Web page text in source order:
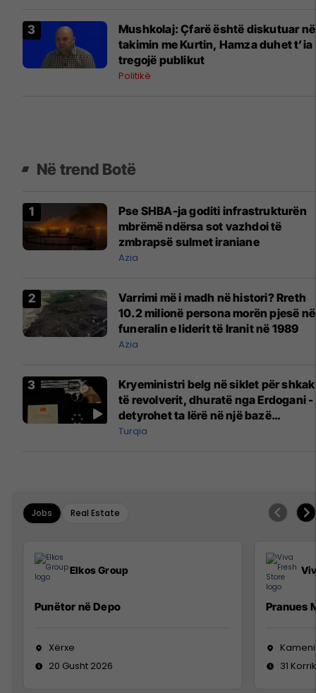
Mushkolaj: Çfarë është diskutuar në
takimin me Kurtin, Hamza duhet t’ia
tregojë publikut
Politikë
Në trend Botë
Pse SHBA-ja goditi infrastrukturën
mbrëmë ndërsa sot vazhdoi të
zmbrapsë sulmet iraniane
Azia
Varrimi më i madh në histori? Rreth
10.2 milionë persona morën pjesë në
funeralin e liderit të Iranit në 1989
Azia
Kryeministri belg në siklet për shkak
të revolverit, dhuratë nga Erdogani -
detyrohet ta lërë në një bazë
ushtarake
Turqia
Jobs Real Estate
Elkos Group
Punëtor në Depo
Xërxe
20 Gusht 2026
Pranues
31